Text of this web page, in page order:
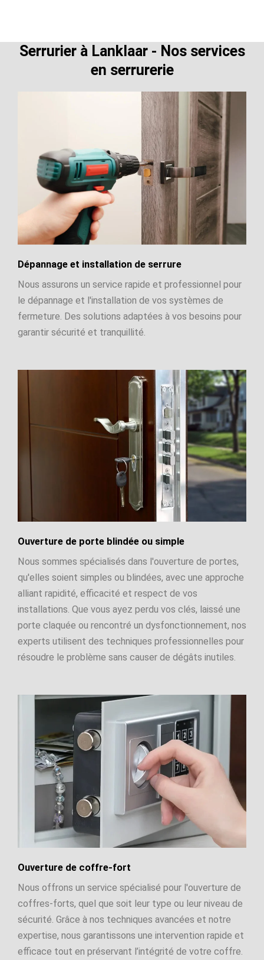
Serrurier à Lanklaar - Nos services
en serrurerie
Dépannage et installation de serrure
Nous assurons un service rapide et professionnel pour
le dépannage et l'installation de vos systèmes de
fermeture. Des solutions adaptées à vos besoins pour
garantir sécurité et tranquillité.
Ouverture de porte blindée ou simple
Nous sommes spécialisés dans l'ouverture de portes,
qu'elles soient simples ou blindées, avec une approche
alliant rapidité, efficacité et respect de vos
installations. Que vous ayez perdu vos clés, laissé une
porte claquée ou rencontré un dysfonctionnement, nos
experts utilisent des techniques professionnelles pour
résoudre le problème sans causer de dégâts inutiles.
Ouverture de coffre-fort
Nous offrons un service spécialisé pour l'ouverture de
coffres-forts, quel que soit leur type ou leur niveau de
sécurité. Grâce à nos techniques avancées et notre
expertise, nous garantissons une intervention rapide et
efficace tout en préservant l’intégrité de votre coffre.